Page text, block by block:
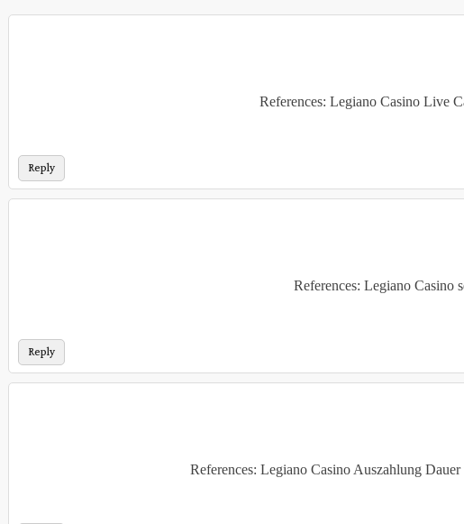
References: Legiano Casino Live
Reply
References: Legiano Casino
Reply
References: Legiano Casino Auszahlung Dauer